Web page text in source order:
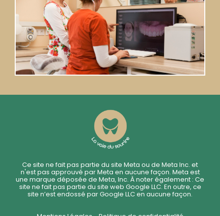
Ce site ne fait pas partie du site Meta ou de Meta Inc. et
n'est pas approuvé par Meta en aucune façon. Meta est
une marque déposée de Meta, Inc. À noter également : Ce
site ne fait pas partie du site web Google LLC. En outre, ce
site n’est endossé par Google LLC en aucune façon.